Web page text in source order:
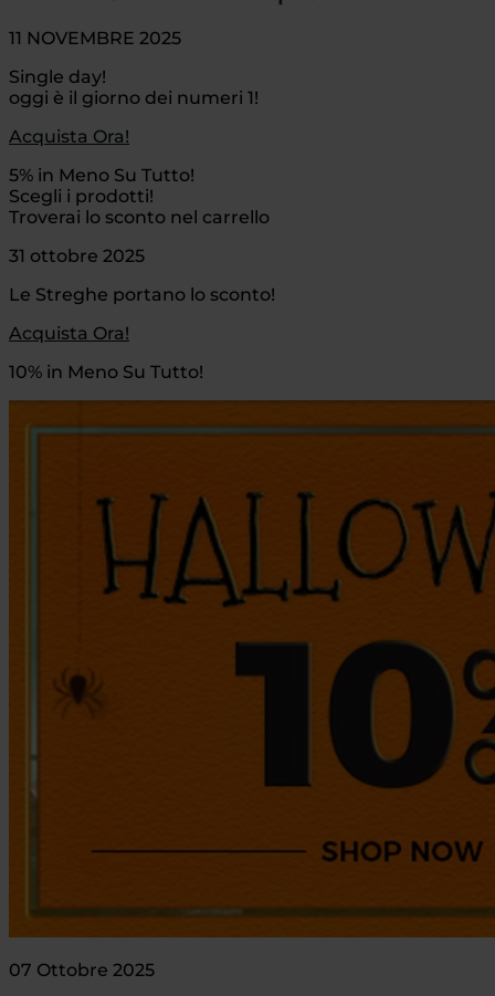
11 NOVEMBRE 2025
Single day!
oggi è il giorno dei numeri 1!
Acquista Ora!
5% in Meno Su Tutto!
Scegli i prodotti!
Troverai lo sconto nel carrello
31 ottobre 2025
Le Streghe portano lo sconto!
Acquista Ora!
10% in Meno Su Tutto!
07 Ottobre 2025